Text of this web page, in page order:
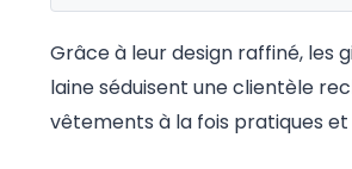
Grâce à leur design raffiné, les
laine séduisent une clientèle
vêtements à la fois pratiques